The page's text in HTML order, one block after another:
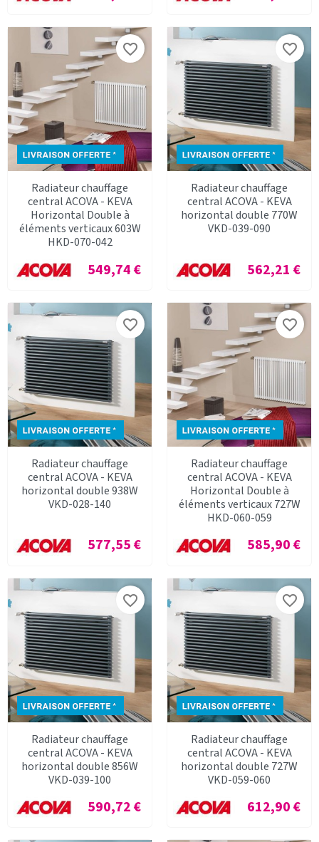
Radiateur chauffage
central ACOVA - KEVA
Horizontal Double à
éléments verticaux 603W
HKD-070-042
Prix
549,74 €
favorite_border
Radiateur chauffage
central ACOVA - KEVA
horizontal double 770W
VKD-039-090
Prix
562,21 €
favorite_border
Radiateur chauffage
central ACOVA - KEVA
horizontal double 938W
VKD-028-140
Prix
577,55 €
favorite_border
Radiateur chauffage
central ACOVA - KEVA
Horizontal Double à
éléments verticaux 727W
HKD-060-059
Prix
585,90 €
favorite_border
Radiateur chauffage
central ACOVA - KEVA
horizontal double 856W
VKD-039-100
Prix
590,72 €
favorite_border
Radiateur chauffage
central ACOVA - KEVA
horizontal double 727W
VKD-059-060
Prix
612,90 €
favorite_border